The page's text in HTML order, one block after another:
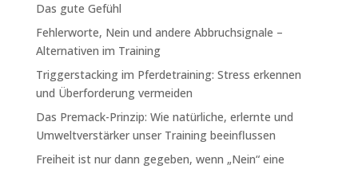
Das gute Gefühl
Fehlerworte, Nein und andere Abbruchsignale –
Alternativen im Training
Triggerstacking im Pferdetraining: Stress erkennen
und Überforderung vermeiden
Das Premack-Prinzip: Wie natürliche, erlernte und
Umweltverstärker unser Training beeinflussen
Freiheit ist nur dann gegeben, wenn „Nein“ eine